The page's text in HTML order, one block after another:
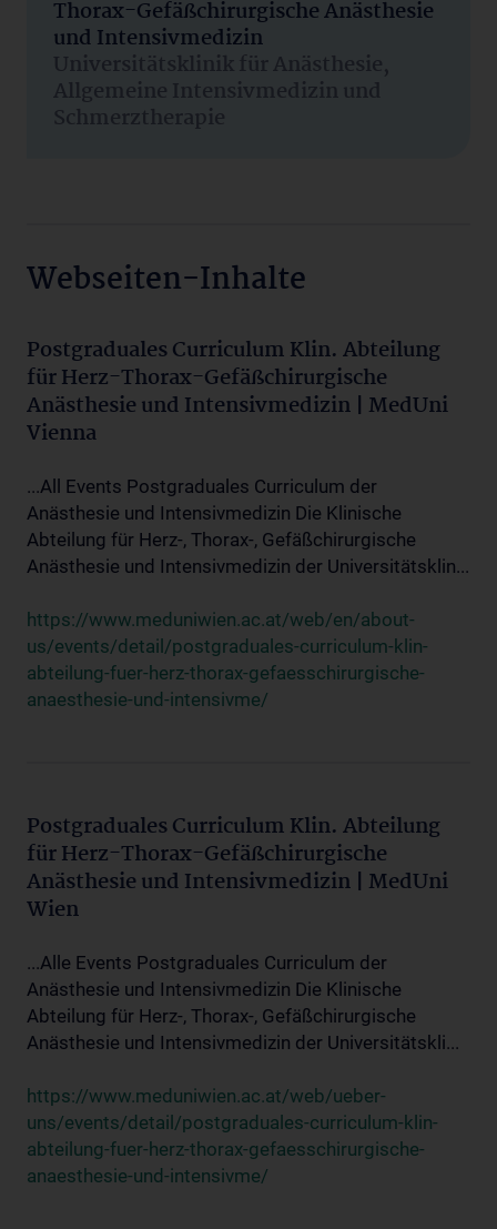
Thorax-Gefäßchirurgische Anästhesie
und Intensivmedizin
Universitätsklinik für Anästhesie,
Allgemeine Intensivmedizin und
Schmerztherapie
Webseiten-Inhalte
Postgraduales Curriculum Klin. Abteilung
für Herz-Thorax-Gefäßchirurgische
Anästhesie und Intensivmedizin | MedUni
Vienna
...All Events Postgraduales Curriculum der
Anästhesie und Intensivmedizin Die Klinische
Abteilung für Herz-, Thorax-, Gefäßchirurgische
Anästhesie und Intensivmedizin der Universitätsklin...
https://www.meduniwien.ac.at/web/en/about-
us/events/detail/postgraduales-curriculum-klin-
abteilung-fuer-herz-thorax-gefaesschirurgische-
anaesthesie-und-intensivme/
Postgraduales Curriculum Klin. Abteilung
für Herz-Thorax-Gefäßchirurgische
Anästhesie und Intensivmedizin | MedUni
Wien
...Alle Events Postgraduales Curriculum der
Anästhesie und Intensivmedizin Die Klinische
Abteilung für Herz-, Thorax-, Gefäßchirurgische
Anästhesie und Intensivmedizin der Universitätskli...
https://www.meduniwien.ac.at/web/ueber-
uns/events/detail/postgraduales-curriculum-klin-
abteilung-fuer-herz-thorax-gefaesschirurgische-
anaesthesie-und-intensivme/